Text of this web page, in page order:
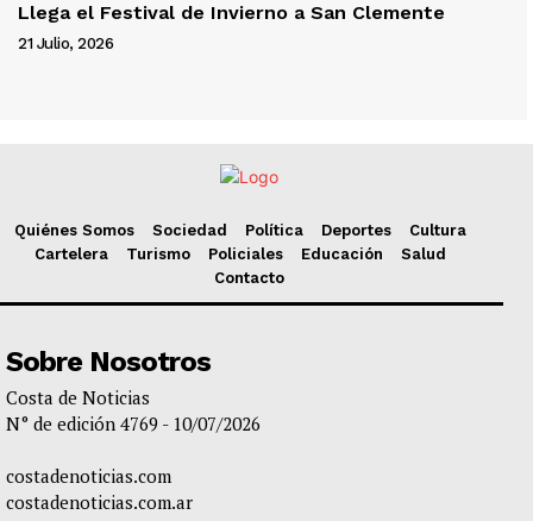
Llega el Festival de Invierno a San Clemente
21 Julio, 2026
Quiénes Somos Sociedad Política Deportes
Cultura
Cartelera
Turismo Policiales Educación
Salud
Contacto
Sobre Nosotros
Costa de Noticias
N° de edición 4769 - 10/07/2026
costadenoticias.com
costadenoticias.com.ar